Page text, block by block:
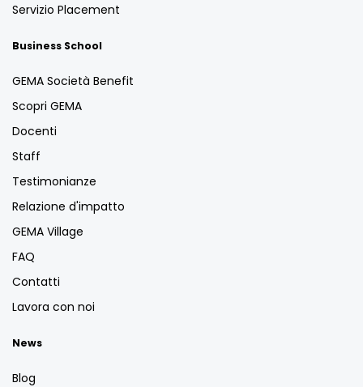
Servizio Placement
Business School
GEMA Società Benefit
Scopri GEMA
Docenti
Staff
Testimonianze
Relazione d'impatto
GEMA Village
FAQ
Contatti
Lavora con noi
News
Blog